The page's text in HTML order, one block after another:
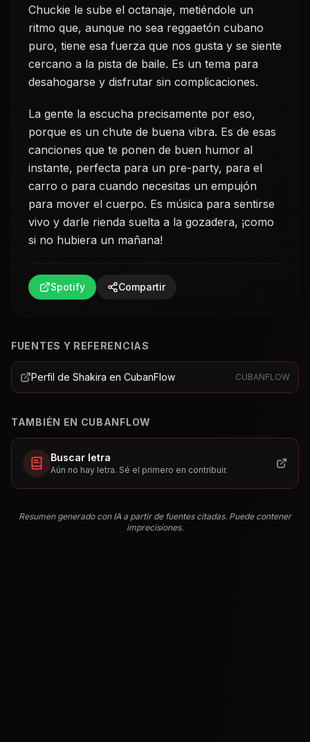
Chuckie le sube el octanaje, metiéndole un
ritmo que, aunque no sea reggaetón cubano
puro, tiene esa fuerza que nos gusta y se siente
cercano a la pista de baile. Es un tema para
desahogarse y disfrutar sin complicaciones.
La gente la escucha precisamente por eso,
porque es un chute de buena vibra. Es de esas
canciones que te ponen de buen humor al
instante, perfecta para un pre-party, para el
carro o para cuando necesitas un empujón
para mover el cuerpo. Es música para sentirse
vivo y darle rienda suelta a la gozadera, ¡como
si no hubiera un mañana!
Spotify Compartir
FUENTES Y REFERENCIAS
Perfil de Shakira en CubanFlow CUBANFLOW
TAMBIÉN EN CUBANFLOW
Buscar letra
Aún no hay letra. Sé el primero en contribuir.
Resumen generado con IA a partir de fuentes citadas. Puede contener
imprecisiones.